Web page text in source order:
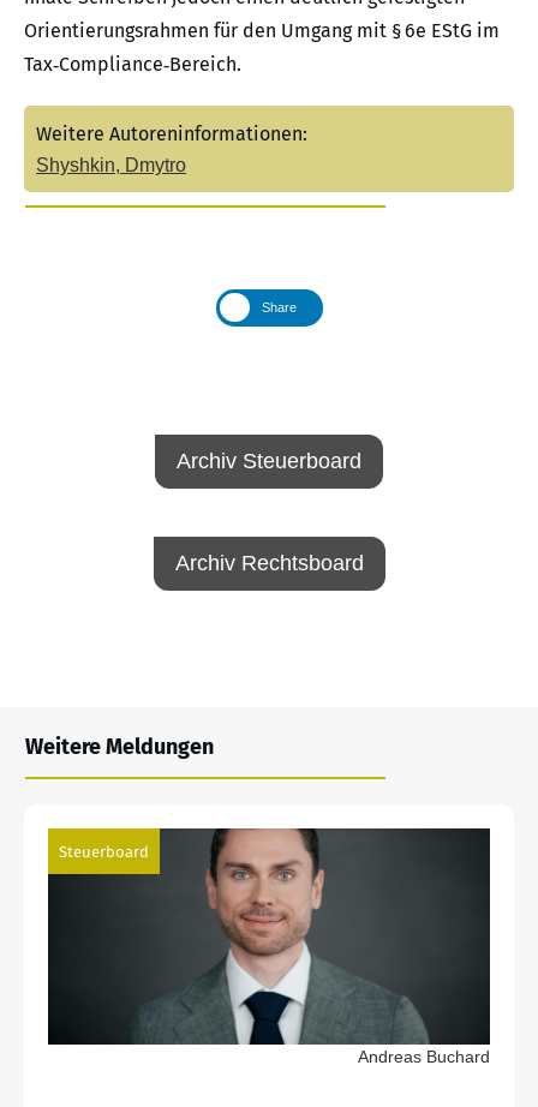
Orientierungsrahmen für den Umgang mit § 6e EStG im
Tax‑Compliance‑Bereich.
Weitere Autoreninformationen:
Shyshkin, Dmytro
Share
Archiv Steuerboard
Archiv Rechtsboard
Weitere Meldungen
Steuerboard
Andreas Buchard